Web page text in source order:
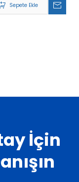
Sepete Ekle
İçin